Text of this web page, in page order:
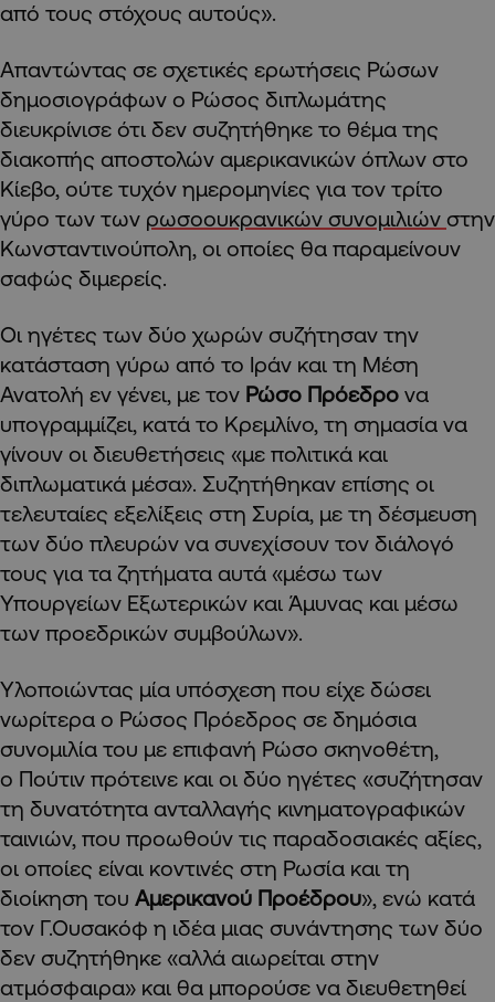
από τους στόχους αυτούς».
Απαντώντας σε σχετικές ερωτήσεις Ρώσων
δημοσιογράφων ο Ρώσος διπλωμάτης
διευκρίνισε ότι δεν συζητήθηκε το θέμα της
διακοπής αποστολών αμερικανικών όπλων στο
Κίεβο, ούτε τυχόν ημερομηνίες για τον τρίτο
γύρο των των ρωσοουκρανικών συνομιλιών στην
Κωνσταντινούπολη, οι οποίες θα παραμείνουν
σαφώς διμερείς.
Οι ηγέτες των δύο χωρών συζήτησαν την
κατάσταση γύρω από το Ιράν και τη Μέση
Ανατολή εν γένει, με τον Ρώσο Πρόεδρο να
υπογραμμίζει, κατά το Κρεμλίνο, τη σημασία να
γίνουν οι διευθετήσεις «με πολιτικά και
διπλωματικά μέσα». Συζητήθηκαν επίσης οι
τελευταίες εξελίξεις στη Συρία, με τη δέσμευση
των δύο πλευρών να συνεχίσουν τον διάλογό
τους για τα ζητήματα αυτά «μέσω των
Υπουργείων Εξωτερικών και Άμυνας και μέσω
των προεδρικών συμβούλων».
Υλοποιώντας μία υπόσχεση που είχε δώσει
νωρίτερα ο Ρώσος Πρόεδρος σε δημόσια
συνομιλία του με επιφανή Ρώσο σκηνοθέτη,
ο Πούτιν πρότεινε και οι δύο ηγέτες «συζήτησαν
τη δυνατότητα ανταλλαγής κινηματογραφικών
ταινιών, που προωθούν τις παραδοσιακές αξίες,
οι οποίες είναι κοντινές στη Ρωσία και τη
διοίκηση του Αμερικανού Προέδρου», ενώ κατά
τον Γ.Ουσακόφ η ιδέα μιας συνάντησης των δύο
δεν συζητήθηκε «αλλά αιωρείται στην
ατμόσφαιρα» και θα μπορούσε να διευθετηθεί